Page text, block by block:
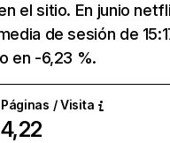
el sitio. En junio
de sesión de
en -6,23 %.
Páginas / Visita
4,22